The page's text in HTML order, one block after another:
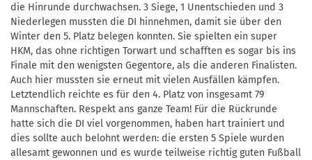
die Hinrunde durchwachsen. 3 Siege, 1 Unentschieden und 3
Niederlegen mussten die DI hinnehmen, damit sie über den
Winter den 5. Platz belegen konnten. Sie spielten ein super
HKM, das ohne richtigen Torwart und schafften es sogar bis ins
Finale mit den wenigsten Gegentore, als die anderen Finalisten.
Auch hier mussten sie erneut mit vielen Ausfällen kämpfen.
Letztendlich reichte es für den 4. Platz von insgesamt 79
Mannschaften. Respekt ans ganze Team! Für die Rückrunde
hatte sich die DI viel vorgenommen, haben hart trainiert und
dies sollte auch belohnt werden: die ersten 5 Spiele wurden
allesamt gewonnen und es wurde teilweise richtig guten Fußball